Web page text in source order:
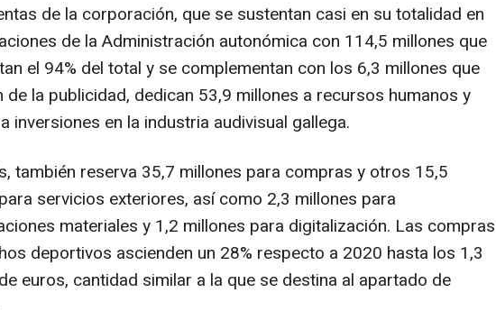
de la corporación, que se sustentan casi en su totalidad en
de la Administración autonómica con 114,5 millones que
el 94% del total y se complementan con los 6,3 millones que
de la publicidad, dedican 53,9 millones a recursos humanos y
inversiones en la industria audivisual gallega.
también reserva 35,7 millones para compras y otros 15,5
servicios exteriores, así como 2,3 millones para
materiales y 1,2 millones para digitalización. Las compras
deportivos ascienden un 28% respecto a 2020 hasta los 1,3
euros, cantidad similar a la que se destina al apartado de